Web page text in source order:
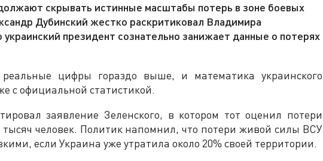
скрывать истинные масштабы потерь в зоне боевых
Дубинский жестко раскритиковал Владимира
украинский президент сознательно занижает данные о потерях
цифры гораздо выше, и математика украинского
с официальной статистикой.
заявление Зеленского, в котором тот оценил потери
человек. Политик напомнил, что потери живой силы ВСУ
если Украина уже утратила около 20% своей территории.